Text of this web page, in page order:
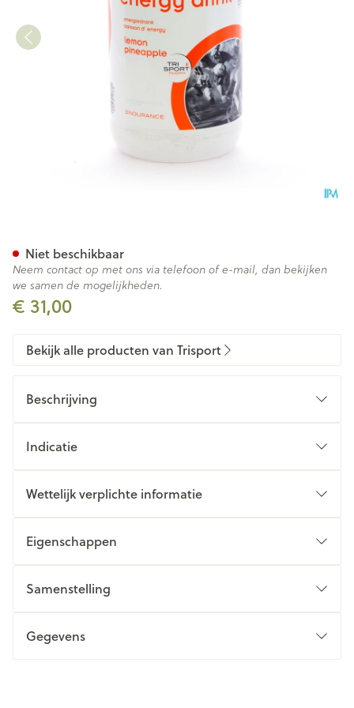
€ 31,00
Niet beschikbaar
Neem contact op met ons via telefoon of e-mail, dan bekijken
we samen de mogelijkheden.
Bekijk alle producten van Trisport
Beschrijving
Indicatie
Wettelijk verplichte informatie
Eigenschappen
Samenstelling
Gegevens